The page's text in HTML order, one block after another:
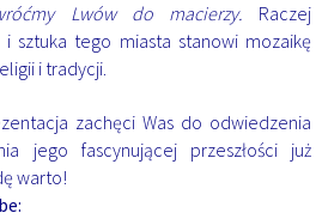
Lwów do macierzy. Raczej
sztuka tego miasta stanowi mozaikę
i tradycji.
zachęci Was do odwiedzenia
jego fascynującej przeszłości już
warto!